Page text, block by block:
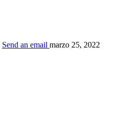
Send an email marzo 25, 2022